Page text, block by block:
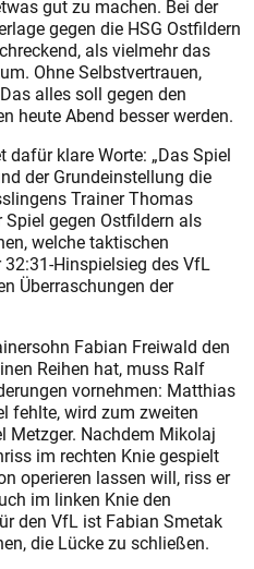
gut zu machen. Bei der
gegen die HSG Ostfildern
als vielmehr das
Ohne Selbstvertrauen,
alles soll gegen den
heute Abend besser werden.
klare Worte: „Das Spiel
der Grundeinstellung die
Trainer Thomas
gegen Ostfildern als
welche taktischen
Hinspielsieg des VfL
Überraschungen der
Fabian Freiwald den
Reihen hat, muss Ralf
vornehmen: Matthias
fehlte, wird zum zweiten
Metzger. Nachdem Mikolaj
im rechten Knie gespielt
operieren lassen will, riss er
im linken Knie den
den VfL ist Fabian Smetak
die Lücke zu schließen.